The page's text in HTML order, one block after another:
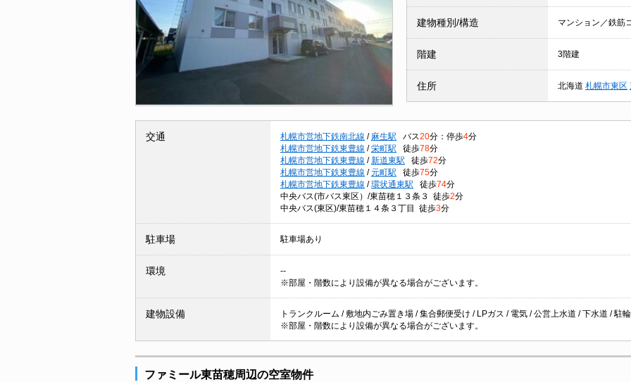
建物種別/構造 マンション／鉄筋
階建 3階建
住所 北海道 札幌市東区
交通 札幌市営地下鉄南北線 / 麻生駅 バス20分：停歩4分
札幌市営地下鉄東豊線 / 栄町駅 徒歩78分
札幌市営地下鉄東豊線 / 新道東駅 徒歩72分
札幌市営地下鉄東豊線 / 元町駅 徒歩75分
札幌市営地下鉄東豊線 / 環状通東駅 徒歩74分
中央バス(市バス東区）/東苗穂１３条３ 徒歩2分
中央バス(東区)/東苗穂１４条３丁目 徒歩3分
駐車場 駐車場あり
環境
--
※部屋・階数により設備が異なる場合がございます。
建物設備
トランクルーム / 敷地内ごみ置き場 / 集合郵便受け / LPガス / 電気 / 公営上水道 / 下水道 / 駐
※部屋・階数により設備が異なる場合がございます。
ファミール東苗穂周辺の空室物件